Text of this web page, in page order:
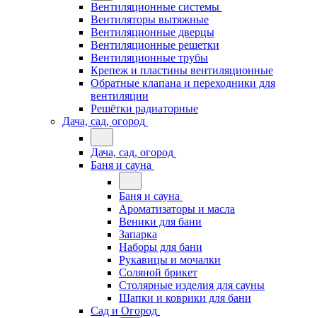
Вентиляционные системы
Вентиляторы вытяжные
Вентиляционные дверцы
Вентиляционные решетки
Вентиляционные трубы
Крепеж и пластины вентиляционные
Обратные клапана и переходники для
вентиляции
Решётки радиаторные
Дача, сад, огород
Дача, сад, огород
Баня и сауна
Баня и сауна
Ароматизаторы и масла
Веники для бани
Запарка
Наборы для бани
Рукавицы и мочалки
Соляной брикет
Столярные изделия для сауны
Шапки и коврики для бани
Сад и Огород